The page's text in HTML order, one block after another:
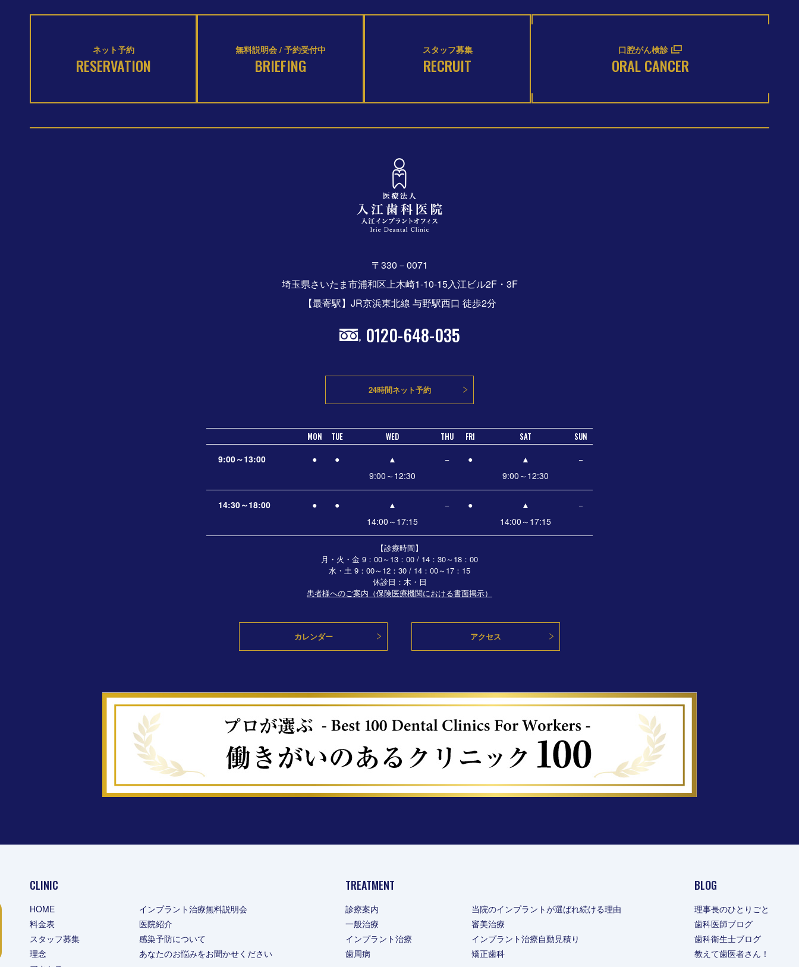
ネット予約
RESERVATION
無料説明会 / 予約受付中
BRIEFING
スタッフ募集
RECRUIT
口腔がん検診
ORAL CANCER
〒330－0071
埼玉県さいたま市浦和区上木崎1-10-15入江ビル2F・3F
【最寄駅】JR京浜東北線 与野駅西口 徒歩2分
0120-648-035
24時間ネット予約
MON TUE WED THU FRI SAT SUN
【診療時間】
月・火・金 9：00～13：00 / 14：30～18：00
水・土 9：00～12：30 / 14：00～17：15
休診日：木・日
患者様へのご案内（保険医療機関における書面掲示）
9:00～13:00 ● ●
▲
9:00～12:30
− ●
▲
9:00～12:30
−
14:30～18:00 ● ●
▲
14:00～17:15
− ●
▲
14:00～17:15
−
カレンダー アクセス
CLINIC
HOME
料金表
スタッフ募集
理念
インプラント治療無料説明会
医院紹介
感染予防について
あなたのお悩みをお聞かせください
TREATMENT
診療案内
一般治療
インプラント治療
歯周病
当院のインプラントが選ばれ続ける理由
審美治療
インプラント治療自動見積り
矯正歯科
BLOG
理事長のひとりごと
歯科医師ブログ
歯科衛生士ブログ
教えて歯医者さん！